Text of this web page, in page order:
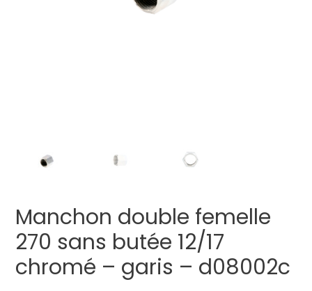
Manchon double femelle
270 sans butée 12/17
chromé – garis – d08002c